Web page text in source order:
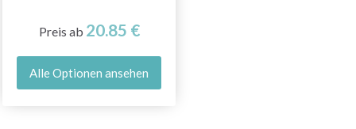
Preis ab 20.85 €
Alle Optionen ansehen